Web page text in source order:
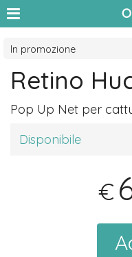
In promozione
Retino
Pop Up Net per
Disponibile
€